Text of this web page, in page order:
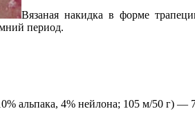
Вязаная накидка в форме
период.
альпака, 4% нейлона; 105 м/50 г) —